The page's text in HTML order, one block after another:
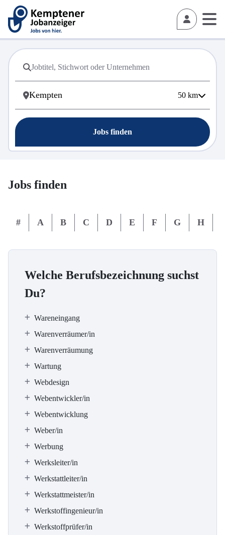
50 km
Jobs finden
Jobs finden
# A B C D E F G H
Welche Berufsbezeichnung suchst
Du?
Wareneingang
Warenverräumer/in
Warenverräumung
Wartung
Webdesign
Webentwickler/in
Webentwicklung
Weber/in
Werbung
Werksleiter/in
Werkstattleiter/in
Werkstattmeister/in
Werkstoffingenieur/in
Werkstoffprüfer/in